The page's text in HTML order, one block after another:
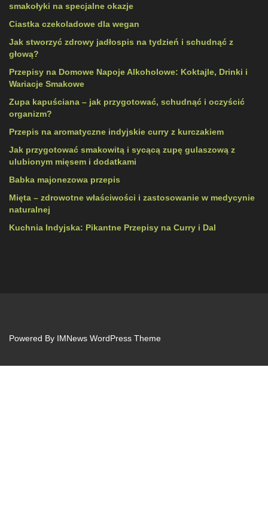
smakołyki na specjalne okazje
Ciastka czekoladowe dla wegan
Jak stworzyć zdrowy jadłospis na tydzień i schudnąć z
głową?
Przepisy na Domowe Napoje Alkoholowe: Koktajle, Drinki i
Wariacje Smakowe
Zupa kapuściana – jak przygotować, schudnąć i oczyścić
organizm?
Przepis na aromatyczne indyjskie curry z kurczakiem
Jak przygotować smakowitą i sycącą zupę gulaszową z
ulubionym mięsem i dodatkami
Babka majonezowa przepis
Mięta – zdrowotne właściwości i zastosowanie w medycynie
naturalnej
Kuchnia Indyjska: Pikantne Przepisy na Curry i Dal
Powered By IMNews WordPress Theme